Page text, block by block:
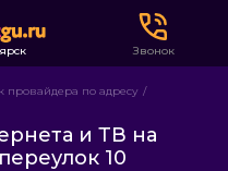
Звонок
провайдера по адресу
и ТВ на
10